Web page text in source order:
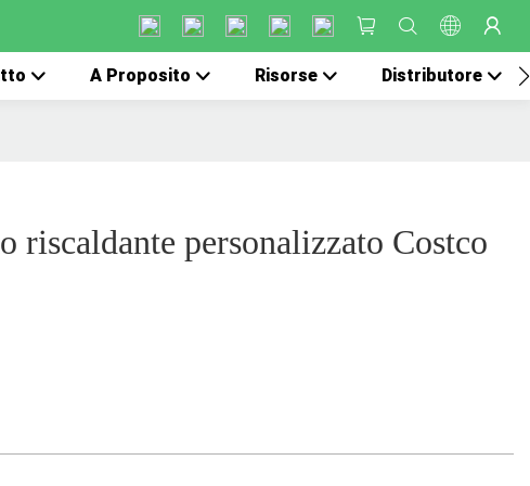
A Proposito Risorse Distributore
riscaldante personalizzato Costco